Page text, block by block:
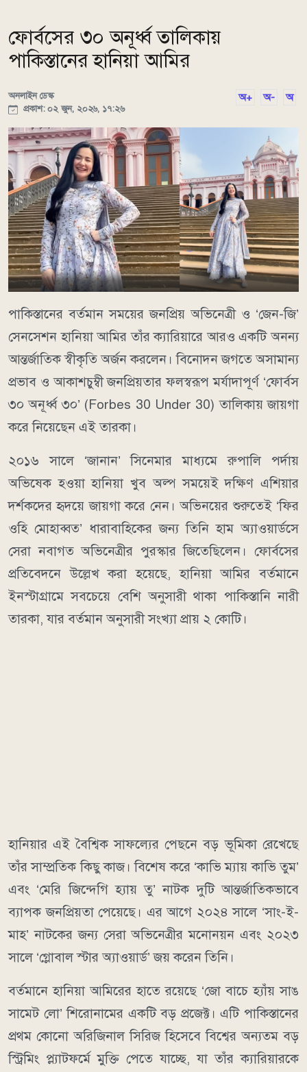
ফোর্বসের ৩০ অনূর্ধ্ব তালিকায়
পাকিস্তানের হানিয়া আমির
অনলাইন ডেস্ক
প্রকাশ: ০২ জুন, ২০২৬, ১৭:২৬
অ+ অ- অ
পাকিস্তানের বর্তমান সময়ের জনপ্রিয় অভিনেত্রী ও ‘জেন-জি’
সেনসেশন হানিয়া আমির তাঁর ক্যারিয়ারে আরও একটি অনন্য
আন্তর্জাতিক স্বীকৃতি অর্জন করলেন। বিনোদন জগতে অসামান্য
প্রভাব ও আকাশচুম্বী জনপ্রিয়তার ফলস্বরূপ মর্যাদাপূর্ণ ‘ফোর্বস
৩০ অনূর্ধ্ব ৩০’ (Forbes 30 Under 30) তালিকায় জায়গা
করে নিয়েছেন এই তারকা।
২০১৬ সালে ‘জানান’ সিনেমার মাধ্যমে রুপালি পর্দায়
অভিষেক হওয়া হানিয়া খুব অল্প সময়েই দক্ষিণ এশিয়ার
দর্শকদের হৃদয়ে জায়গা করে নেন। অভিনয়ের শুরুতেই ‘ফির
ওহি মোহাব্বত’ ধারাবাহিকের জন্য তিনি হাম অ্যাওয়ার্ডসে
সেরা নবাগত অভিনেত্রীর পুরস্কার জিতেছিলেন। ফোর্বসের
প্রতিবেদনে উল্লেখ করা হয়েছে, হানিয়া আমির বর্তমানে
ইনস্টাগ্রামে সবচেয়ে বেশি অনুসারী থাকা পাকিস্তানি নারী
তারকা, যার বর্তমান অনুসারী সংখ্যা প্রায় ২ কোটি।
হানিয়ার এই বৈশ্বিক সাফল্যের পেছনে বড় ভূমিকা রেখেছে
তাঁর সাম্প্রতিক কিছু কাজ। বিশেষ করে ‘কাভি ম্যায় কাভি তুম’
এবং ‘মেরি জিন্দেগি হ্যায় তু’ নাটক দুটি আন্তর্জাতিকভাবে
ব্যাপক জনপ্রিয়তা পেয়েছে। এর আগে ২০২৪ সালে ‘সাং-ই-
মাহ’ নাটকের জন্য সেরা অভিনেত্রীর মনোনয়ন এবং ২০২৩
সালে ‘গ্লোবাল স্টার অ্যাওয়ার্ড’ জয় করেন তিনি।
বর্তমানে হানিয়া আমিরের হাতে রয়েছে ‘জো বাচে হ্যাঁয় সাঙ
সামেট লো’ শিরোনামের একটি বড় প্রজেক্ট। এটি পাকিস্তানের
প্রথম কোনো অরিজিনাল সিরিজ হিসেবে বিশ্বের অন্যতম বড়
স্ট্রিমিং প্ল্যাটফর্মে মুক্তি পেতে যাচ্ছে, যা তাঁর ক্যারিয়ারকে